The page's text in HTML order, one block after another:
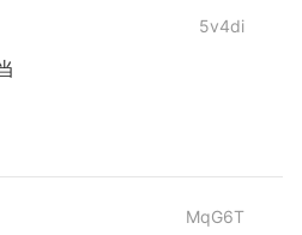
5v4di
MqG6T